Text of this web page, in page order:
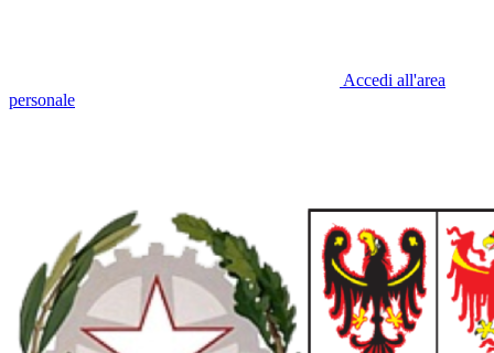
Accedi all'area
personale